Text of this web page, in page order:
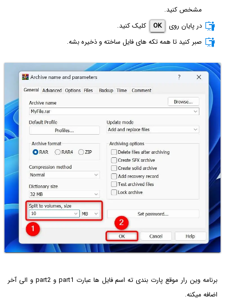
مشخص کنید.
در پایان روی
OK
کلیک کنید.
صبر کنید تا همه تکه های فایل ساخته و ذخیره بشه.
برنامه وین رار موقع پارت بندی ته اسم فایل ها عبارت part1 و part2 و الی آخر
اضافه میکنه.